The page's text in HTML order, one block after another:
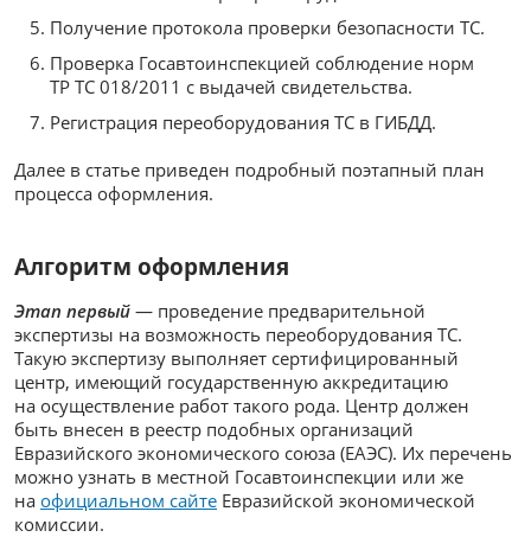
Получение протокола проверки безопасности ТС.
Проверка Госавтоинспекцией соблюдение норм
ТР ТС 018/2011 с выдачей свидетельства.
Регистрация переоборудования ТС в ГИБДД.
Далее в статье приведен подробный поэтапный план
процесса оформления.
Алгоритм оформления
Этап первый — проведение предварительной
экспертизы на возможность переоборудования ТС.
Такую экспертизу выполняет сертифицированный
центр, имеющий государственную аккредитацию
на осуществление работ такого рода. Центр должен
быть внесен в реестр подобных организаций
Евразийского экономического союза (ЕАЭС). Их перечень
можно узнать в местной Госавтоинспекции или же
на официальном сайте Евразийской экономической
комиссии.